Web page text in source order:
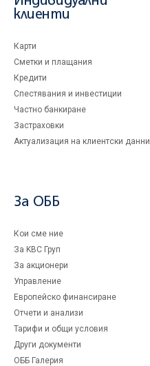
клиенти
Карти
Сметки и плащания
Кредити
Спестявания и инвестиции
Частно банкиране
Застраховки
Актуализация на клиентски данни
За ОББ
Кои сме ние
За KBC Груп
За акционери
Управление
Европейско финансиране
Отчети и анализи
Тарифи и общи условия
Други документи
ОББ Галерия